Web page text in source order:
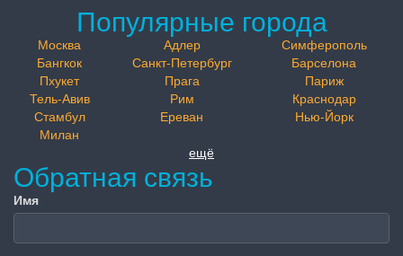
Популярные города
Москва Адлер
Симферополь
Бангкок
Санкт-Петербург
Барселона
Пхукет
Прага
Париж
Тель-Авив
Рим
Краснодар
Стамбул
Ереван
Нью-Йорк
Милан
ещё
Обратная связь
Имя